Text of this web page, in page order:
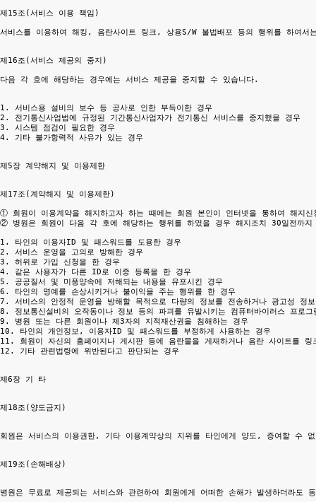
제15조(서비스 이용 책임)
서비스를 이용하여 해킹, 음란사이트 링크, 상용S/W 불법배포 등의 행위를 하여
제16조(서비스 제공의 중지)
다음 각 호에 해당하는 경우에는 서비스 제공을 중지할 수 있습니다.
1. 서비스용 설비의 보수 등 공사로 인한 부득이한 경우
2. 전기통신사업법에 규정된 기간통신사업자가 전기통신 서비스를 중지했을 경우
3. 시스템 점검이 필요한 경우
4. 기타 불가항력적 사유가 있는 경우
제5장 계약해지 및 이용제한
제17조(계약해지 및 이용제한)
① 회원이 이용계약을 해지하고자 하는 때에는 회원 본인이 인터넷을 통하여 해지
② 병원은 회원이 다음 각 호에 해당하는 행위를 하였을 경우 해지조치 30일전까
1. 타인의 이용자ID 및 패스워드를 도용한 경우
2. 서비스 운영을 고의로 방해한 경우
3. 허위로 가입 신청을 한 경우
4. 같은 사용자가 다른 ID로 이중 등록을 한 경우
5. 공공질서 및 미풍양속에 저해되는 내용을 유포시킨 경우
6. 타인의 명예를 손상시키거나 불이익을 주는 행위를 한 경우
7. 서비스의 안정적 운영을 방해할 목적으로 다량의 정보를 전송하거나 광고성 정
8. 정보통신설비의 오작동이나 정보 등의 파괴를 유발시키는 컴퓨터바이러스 프로
9. 병원 또는 다른 회원이나 제3자의 지적재산권을 침해하는 경우
10. 타인의 개인정보, 이용자ID 및 패스워드를 부정하게 사용하는 경우
11. 회원이 자신의 홈페이지나 게시판 등에 음란물을 게재하거나 음란 사이트를 링
12. 기타 관련법령에 위반된다고 판단되는 경우
제6장 기 타
제18조(양도금지)
회원은 서비스의 이용권한, 기타 이용계약상의 지위를 타인에게 양도, 증여할 수
제19조(손해배상)
병원은 무료로 제공되는 서비스와 관련하여 회원에게 어떠한 손해가 발생하더라